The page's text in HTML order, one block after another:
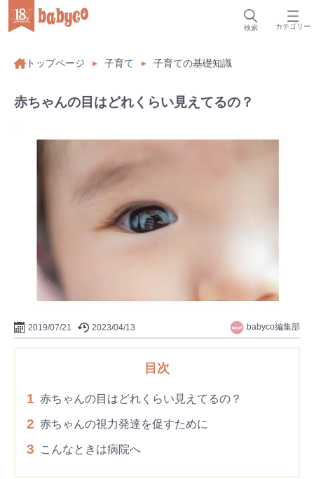
検索 カテゴリー
トップページ 子育て 子育ての基礎知識
赤ちゃんの目はどれくらい見えてるの？
2019/07/21 2023/04/13 babyco編集部
目次
1 赤ちゃんの目はどれくらい見えてるの？
2 赤ちゃんの視力発達を促すために
3 こんなときは病院へ